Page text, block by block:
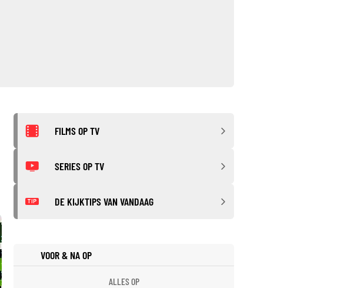
FILMS OP TV
SERIES OP TV
TIP DE KIJKTIPS VAN VANDAAG
VOOR & NA OP
ALLES OP